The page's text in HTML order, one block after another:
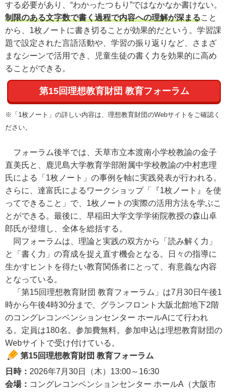
する必要があり、“わかったつもり”ではなかなか書けない。
制限のある文字数で書く過程で内容への理解が深まること
から、1枚ノートに書き切ることが効果的だという。学習課
題で設定された言語活動や、学習の振り返りなど、さまざ
まなシーンで活用でき、児童生徒の書く力を効果的に高め
ることができる。
第15回理想教育財団 教育フォーラム
※「1枚ノート」の詳しい内容は、理想教育財団のWebサイトをご確認く
ださい。
フォーラム後半では、天草市立本渡南小学校教諭の金子
直美氏と、鹿児島大学教育学部附属中学校教諭の中村恵理
氏による「1枚ノート」の事例を軸に実践発表が行われる。
さらに、達富氏によるワークショップ「『1枚ノート』を使
ってできること」で、1枚ノートの実際の活用方法を学ぶこ
とができる。最後に、早稲田大学文学学術院教授の森山卓
郎氏が登壇し、全体を総括する。
同フォーラムは、理論と実践の双方から「読み解く力」
と「書く力」の育成を捉え直す機会となる。日々の指導に
生かすヒントを得たい教育関係者にとって、有意義な内容
となっている。
「第15回理想教育財団 教育フォーラム」は7月30日午後1
時から午後4時30分まで、グランフロント大阪北館地下2階
のコングレコンベンションセンター ホールAにて行われ
る。定員は180名。参加費無料。参加申込は理想教育財団の
Webサイトで受け付けている。
第15回理想教育財団 教育フォーラム
日時： 2026年7月30日（木）13:00～16:30
会場： コングレコンベンションセンター ホールA（大阪市